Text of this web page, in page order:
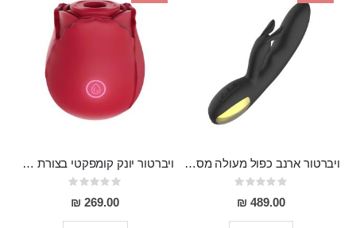
ויברטור ארנב כפול מעולה מסיליקון רפואי עם הטענה מגנטית , 10 מצבי רטט ו4 מצבים שונים Crazy Rabbit
Rating:
0%
489.00 ₪
ויברטור יונק קומפקטי בצורת פרח מסיליקון רפואי,הטענה מגנטית Linnea
Rating:
0%
269.00 ₪